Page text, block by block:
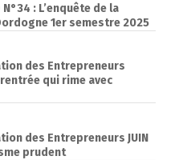
N°34 : L’enquête de la
1er semestre 2025
des Entrepreneurs
rentrée qui rime avec
des Entrepreneurs JUIN
prudent